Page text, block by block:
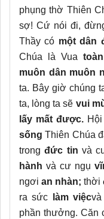
phụng thờ Thiên
sợ! Cứ nói đi,
Thầy có một dân
Chúa là Vua
muôn dân muôn
ta. Bây giờ chúng
ta, lòng ta sẽ vui
lấy mất được.
sống Thiên Chúa
trongđức tin và
hành và cư ngụ
ngơian nhàn; thời
ra sức
làm việc
phần thưởng. Căn